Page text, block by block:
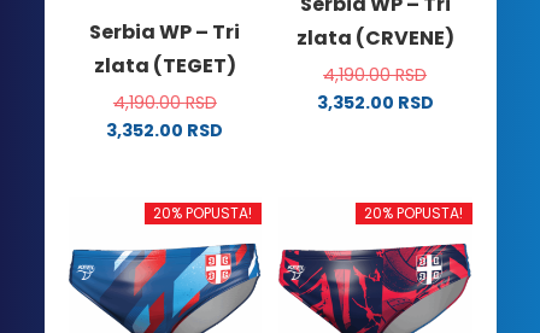
Serbia WP – Tri
zlata (TEGET)
4,190.00RSD
3,352.00 RSD
ima
varijanti.
Opcije
mogu
zlata (CRVENE)
4,190.00RSD
3,352.00 RSD
više
varijanti.
Opcije
mogu
biti
20% POPUSTA! 20% POPUSTA!